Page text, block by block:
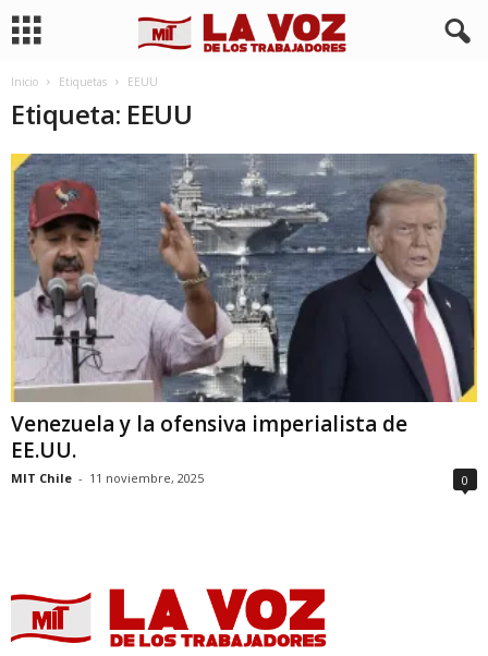
Inicio Etiquetas EEUU
Etiqueta: EEUU
Venezuela y la ofensiva imperialista de
EE.UU.
MIT Chile - 11 noviembre, 2025 0